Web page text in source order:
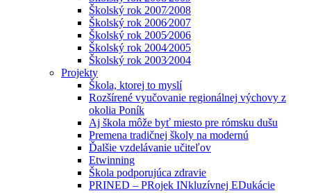
Školský rok 2007⁄2008
Školský rok 2006⁄2007
Školský rok 2005⁄2006
Školský rok 2004⁄2005
Školský rok 2003⁄2004
Projekty
Škola, ktorej to myslí
Rozšírené vyučovanie regionálnej výchovy z
okolia Poník
Aj škola môže byť miesto pre rómsku dušu
Premena tradičnej školy na modernú
Ďalšie vzdelávanie učiteľov
Etwinning
Škola podporujúca zdravie
PRINED – PRojek INkluzívnej EDukácie